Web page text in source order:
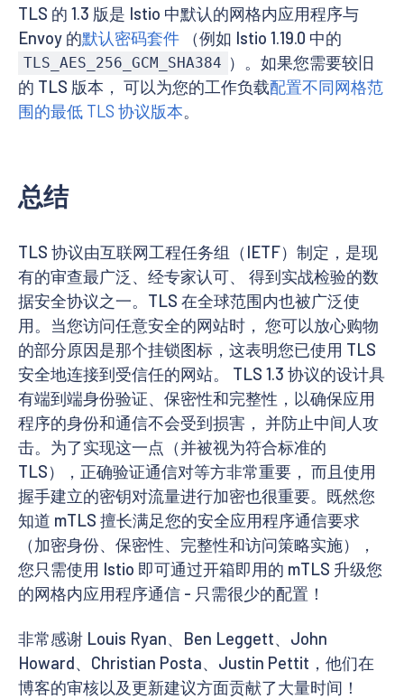
TLS 的 1.3 版是 Istio 中默认的网格内应用程序与
Envoy 的默认密码套件 （例如 Istio 1.19.0 中的
TLS_AES_256_GCM_SHA384 ）。如果您需要较旧
的 TLS 版本， 可以为您的工作负载配置不同网格范
围的最低 TLS 协议版本。
总结
TLS 协议由互联网工程任务组（IETF）制定，是现
有的审查最广泛、经专家认可、 得到实战检验的数
据安全协议之一。TLS 在全球范围内也被广泛使
用。当您访问任意安全的网站时， 您可以放心购物
的部分原因是那个挂锁图标，这表明您已使用 TLS
安全地连接到受信任的网站。 TLS 1.3 协议的设计具
有端到端身份验证、保密性和完整性，以确保应用
程序的身份和通信不会受到损害， 并防止中间人攻
击。为了实现这一点（并被视为符合标准的
TLS），正确验证通信对等方非常重要， 而且使用
握手建立的密钥对流量进行加密也很重要。既然您
知道 mTLS 擅长满足您的安全应用程序通信要求
（加密身份、保密性、完整性和访问策略实施），
您只需使用 Istio 即可通过开箱即用的 mTLS 升级您
的网格内应用程序通信 - 只需很少的配置！
非常感谢 Louis Ryan、Ben Leggett、John
Howard、Christian Posta、Justin Pettit，他们在
博客的审核以及更新建议方面贡献了大量时间！